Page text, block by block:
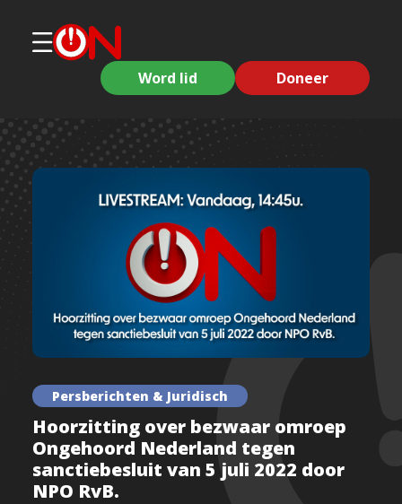
Word lid Doneer
Persberichten & Juridisch
Hoorzitting over bezwaar omroep
Ongehoord Nederland tegen
sanctiebesluit van 5 juli 2022 door
NPO RvB.